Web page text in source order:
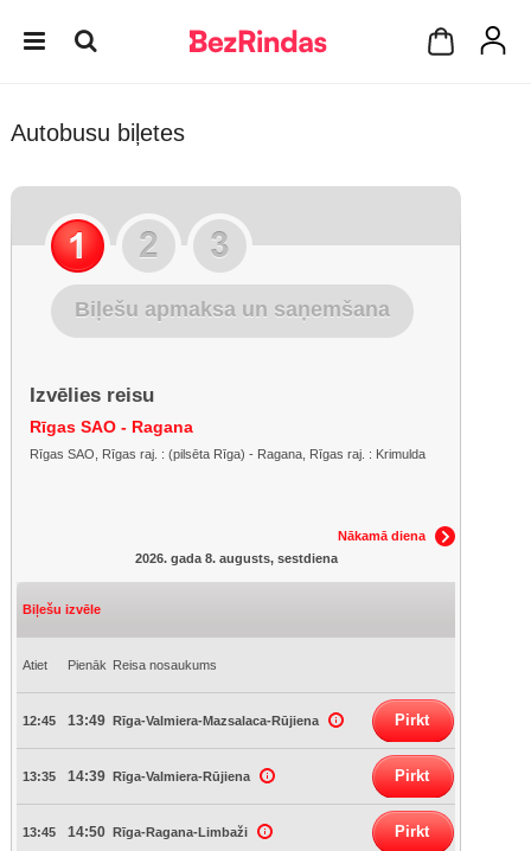
Autobusu biļetes
Biļešu apmaksa un saņemšana
Izvēlies reisu
Rīgas SAO - Ragana
Rīgas SAO, Rīgas raj. : (pilsēta Rīga) - Ragana, Rīgas raj. : Krimulda
Nākamā diena
2026. gada 8. augusts, sestdiena
Biļešu izvēle
Atiet Pienāk Reisa nosaukums
12:45 13:49 Rīga-Valmiera-Mazsalaca-Rūjiena Pirkt
13:35 14:39 Rīga-Valmiera-Rūjiena Pirkt
13:45 14:50 Rīga-Ragana-Limbaži Pirkt